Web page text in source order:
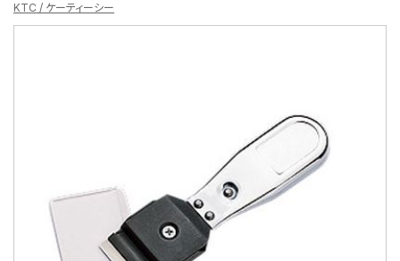
KTC / ケーティーシー